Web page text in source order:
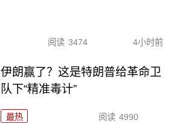
阅读 3474 4小时前
伊朗赢了？这是特朗普给革命卫
队下“精准毒计”
最热 阅读 4990